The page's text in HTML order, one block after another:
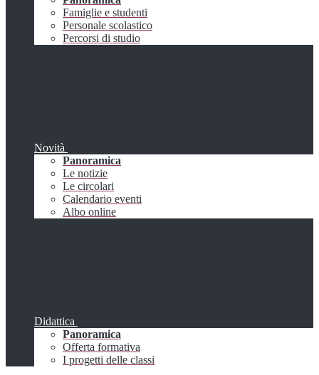
Famiglie e studenti
Personale scolastico
Percorsi di studio
Novità
Panoramica
Le notizie
Le circolari
Calendario eventi
Albo online
Didattica
Panoramica
Offerta formativa
I progetti delle classi